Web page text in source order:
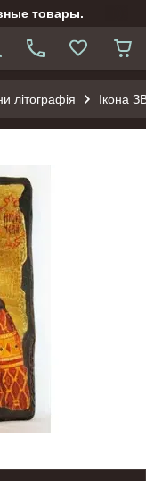
товары.
літографія Ікона